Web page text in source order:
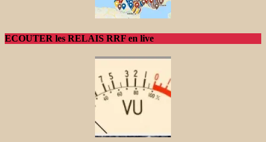
ECOUTER les RELAIS RRF en live